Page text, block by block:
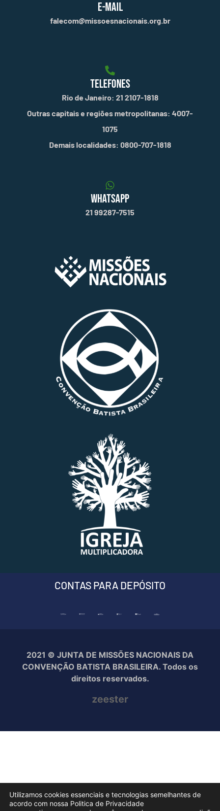
E-MAIL
falecom@missoesnacionais.org.br
TELEFONES
Rio de Janeiro: 21 2107-1818
Outras capitais e regiões metropolitanas: 4007-
1075
Demais localidades: 0800-707-1818
WHATSAPP
21 99287-7515
CONTAS PARA DEPÓSITO
2021 © JUNTA DE MISSÕES NACIONAIS DA
CONVENÇÃO BATISTA BRASILEIRA. Todos os
direitos reservados.
zeester
Utilizamos cookies essenciais e tecnologias semelhantes de
acordo com nossa Politica de Privacidade